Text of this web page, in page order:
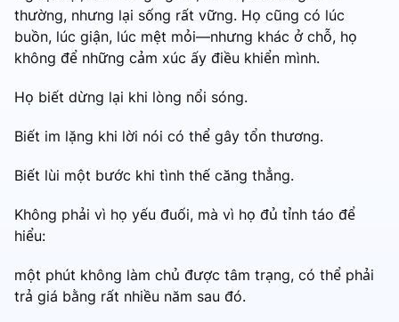
thường, nhưng lại sống rất vững. Họ cũng có lúc
buồn, lúc giận, lúc mệt mỏi—nhưng khác ở chỗ, họ
không để những cảm xúc ấy điều khiển mình.
Họ biết dừng lại khi lòng nổi sóng.
Biết im lặng khi lời nói có thể gây tổn thương.
Biết lùi một bước khi tình thế căng thẳng.
Không phải vì họ yếu đuối, mà vì họ đủ tỉnh táo để
hiểu:
một phút không làm chủ được tâm trạng, có thể phải
trả giá bằng rất nhiều năm sau đó.